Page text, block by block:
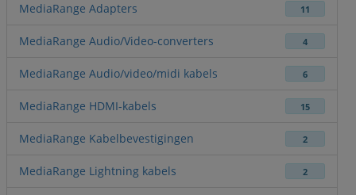
MediaRange Adapters 11
MediaRange Audio/Video-converters 4
MediaRange Audio/video/midi kabels 6
MediaRange HDMI-kabels 15
MediaRange Kabelbevestigingen 2
MediaRange Lightning kabels 2